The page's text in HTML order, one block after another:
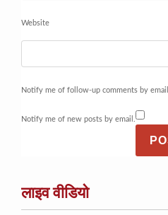
Website
Notify me of follow-up comments by email.
Notify me of new posts by email.
लाइव वीडियो